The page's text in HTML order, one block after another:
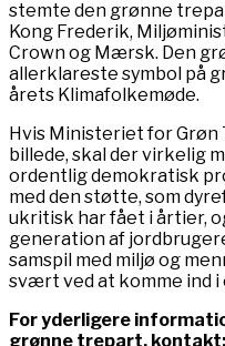
stemte den grønne
Kong Frederik,
Crown og Mærsk. Den
allerklareste symbol på
årets Klimafolkemøde.
Hvis Ministeriet for
billede, skal der virkelig
ordentlig demokratisk
med den støtte, som
ukritisk har fået i årtier,
generation af
samspil med miljø og
svært ved at komme ind
For yderligere
grønne trepart, kontakt: